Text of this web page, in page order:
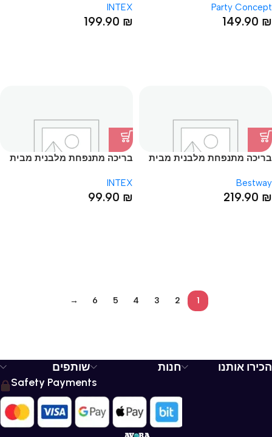
46*168
Party Concept
149.90 ₪
INTEX
199.90 ₪
בריכה מתנפחת מלבנית מבית
3.5X1.83X56
Bestway
219.90 ₪
בריכה מתנפחת מלבנית מבית
INTEX
99.90 ₪
1
2
3
4
5
6
→
הכירו אותנו חנות
שותפים
Safety Payments